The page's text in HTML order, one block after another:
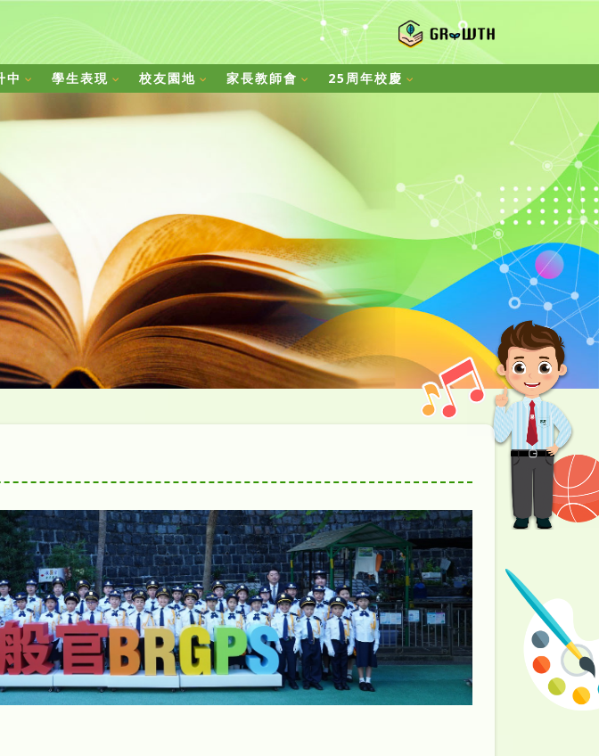
中 學生表現 校友園地 家長教師會 25周年校慶